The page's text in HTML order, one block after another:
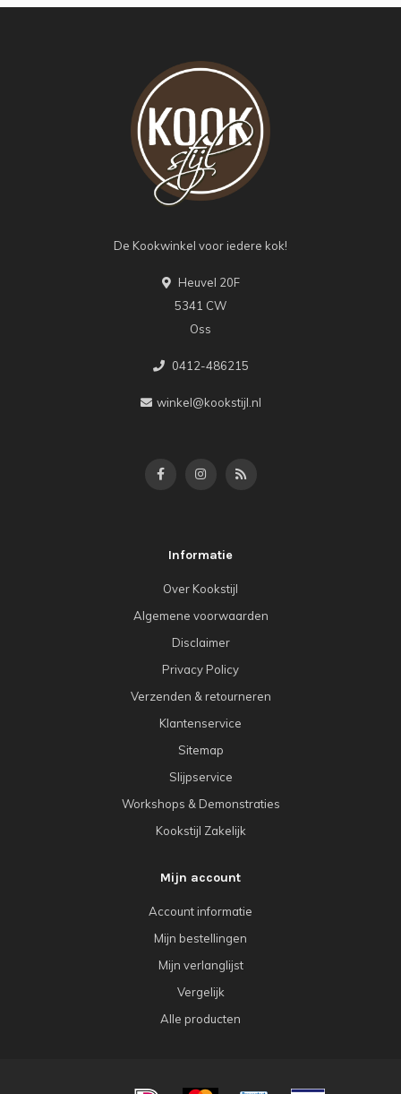
De Kookwinkel voor iedere kok!
Heuvel 20F
5341 CW
Oss
0412-486215
winkel@kookstijl.nl
Informatie
Over Kookstijl
Algemene voorwaarden
Disclaimer
Privacy Policy
Verzenden & retourneren
Klantenservice
Sitemap
Slijpservice
Workshops & Demonstraties
Kookstijl Zakelijk
Mijn account
Account informatie
Mijn bestellingen
Mijn verlanglijst
Vergelijk
Alle producten